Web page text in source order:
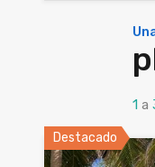
1 a
Destacado